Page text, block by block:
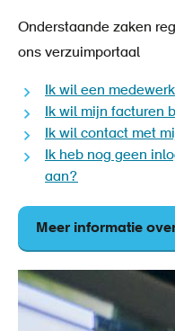
Onderstaande zaken
ons verzuimportaal
Ik wil een
Ik wil mijn facturen
Ik wil contact met
Ik heb nog geen
aan?
Meer informatie